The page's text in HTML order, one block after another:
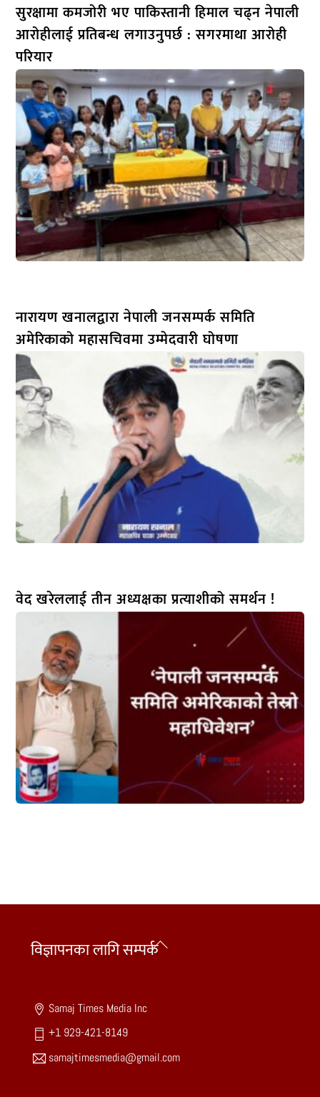
सुरक्षामा कमजोरी भए पाकिस्तानी हिमाल चढ्न नेपाली
आरोहीलाई प्रतिबन्ध लगाउनुपर्छ : सगरमाथा आरोही
परियार
नारायण खनालद्वारा नेपाली जनसम्पर्क समिति
अमेरिकाको महासचिवमा उम्मेदवारी घोषणा
वेद खरेललाई तीन अध्यक्षका प्रत्याशीको समर्थन !
Back
विज्ञापनका लागि सम्पर्क
Samaj Times Media Inc
+1 929-421-8149
samajtimesmedia@gmail.com